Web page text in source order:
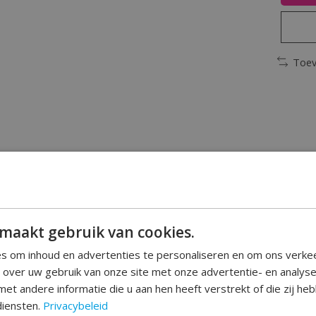
250 ml '' welke geschikt zijn voor een
te vieren hebt.
ideaal te combineren!
gebruik van cookies.
om inhoud en advertenties te personaliseren en om ons
uw gebruik van onze site met onze advertentie- en
andere informatie die u aan hen heeft verstrekt of die zij
Privacybeleid